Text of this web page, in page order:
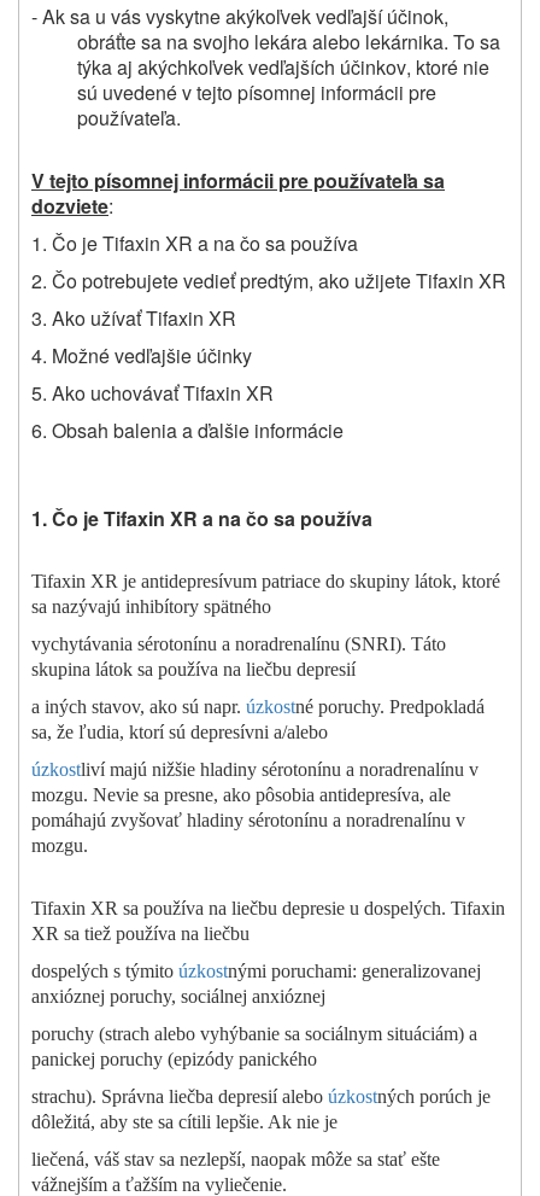
- Aksa u vás vyskytneakýkoľvek vedľajší účinok,
obráťte sa na svojho lekára alebo lekárnika. To sa
týka aj akýchkoľvek vedľajších účinkov, ktoré nie
sú uvedené v tejto písomnej informácii pre
používateľa.
V tejto písomnej informácii pre používateľa sa
dozviete:
1. Čo je Tifaxin XR a na čo sa používa
2. Čo potrebujete vedieť predtým, ako užijete Tifaxin XR
3. Ako užívať Tifaxin XR
4. Možné vedľajšie účinky
5. Ako uchovávať Tifaxin XR
6. Obsah balenia a ďalšie informácie
1. Čo je Tifaxin XR a na čo sa používa
Tifaxin XR je antidepresívum patriace do skupiny látok, ktoré
sa nazývajú inhibítory spätného
vychytávania sérotonínu a noradrenalínu (SNRI). Táto
skupina látok sa používa na liečbu depresií
a iných stavov, ako sú napr. úzkostné poruchy. Predpokladá
sa, že ľudia, ktorí sú depresívni a/alebo
úzkostliví majú nižšie hladiny sérotonínu a noradrenalínu v
mozgu. Nevie sa presne, ako pôsobia antidepresíva, ale
pomáhajú zvyšovať hladiny sérotonínu a noradrenalínu v
mozgu.
Tifaxin XR sa používa na liečbu depresie u dospelých. Tifaxin
XR sa tiež používa na liečbu
dospelých s týmito úzkostnými poruchami: generalizovanej
anxióznej poruchy, sociálnej anxióznej
poruchy (strach alebo vyhýbanie sa sociálnym situáciám) a
panickej poruchy (epizódy panického
strachu). Správna liečba depresií alebo úzkostných porúch je
dôležitá, aby ste sa cítili lepšie. Ak nie je
liečená, váš stav sa nezlepší, naopak môže sa stať ešte
vážnejším a ťažším na vyliečenie.